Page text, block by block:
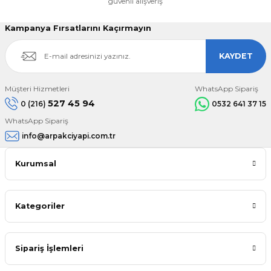
Kampanya Fırsatlarını Kaçırmayın
KAYDET
Müşteri Hizmetleri
0 (216) 527 45 94
WhatsApp Sipariş
0532 641 37 15
WhatsApp Sipariş
info@arpakciyapi.com.tr
Kurumsal
Kategoriler
Sipariş İşlemleri